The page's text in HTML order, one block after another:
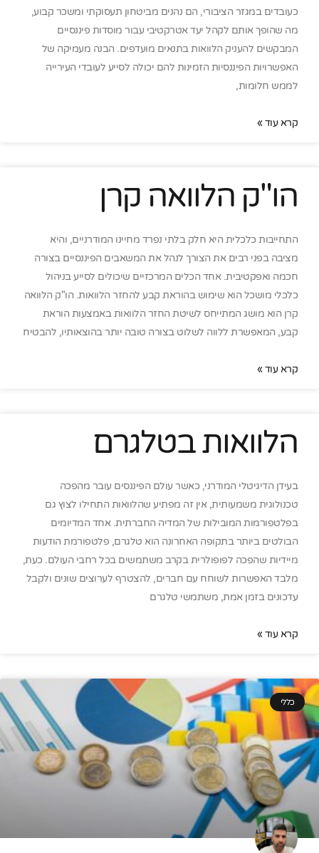
כעובדים במגזר הציבורי, הם נהנים מביטחון תעסוקתי ומשכר קבוע,
מה שהופך אותם לקהל יעד אטרקטיבי עבור מוסדות פיננסיים
המבקשים להעניק הלוואות בתנאים מועדפים. הבנה מעמיקה של
האפשרויות הפיננסיות הזמינות להם יכולה לסייע לעובדי העירייה
לממש חלומות,
קרא עוד »
הו"ק הלוואה קרן
התחייבות כלכלית היא חלק בלתי נפרד מחיינו המודרניים, והיא
מציבה בפני רבים את הצורך לנהל את המשאבים הפיננסיים בצורה
חכמה ואפקטיבית. אחד הכלים המרכזיים שיכולים לסייע בניהול
כלכלי מושכל הוא שימוש בהוראת קבע להחזר הלוואות. הו"ק הלוואה
קרן הוא מושג המתייחס לשיטת החזר הלוואות באמצעות הוראת
קבע, המאפשרת ללווה לשלוט בצורה טובה יותר בהוצאותיו, להבטיח
קרא עוד »
הלוואות בטלגרם
בעידן הדיגיטלי המודרני, כאשר עולם הפיננסים עובר מהפכה
טכנולוגית משמעותית, אין זה מפתיע שהלוואות התחילו לצוץ גם
בפלטפורמות המובילות של המדיה החברתית. אחד המדיומים
הבולטים ביותר בתקופה האחרונה הוא טלגרם, פלטפורמת הודעות
מיידיות שהפכה לפופולרית בקרב משתמשים בכל רחבי העולם. כעת,
מלבד האפשרות לשוחח עם חברים, להצטרף לערוצים שונים ולקבל
עדכונים בזמן אמת, משתמשי טלגרם
קרא עוד »
כללי